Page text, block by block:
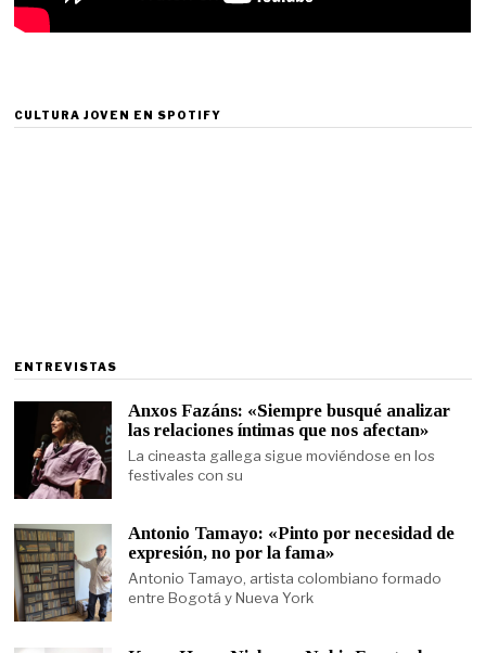
CULTURA JOVEN EN SPOTIFY
ENTREVISTAS
Anxos Fazáns: «Siempre busqué analizar
las relaciones íntimas que nos afectan»
La cineasta gallega sigue moviéndose en los
festivales con su
Antonio Tamayo: «Pinto por necesidad de
expresión, no por la fama»
Antonio Tamayo, artista colombiano formado
entre Bogotá y Nueva York